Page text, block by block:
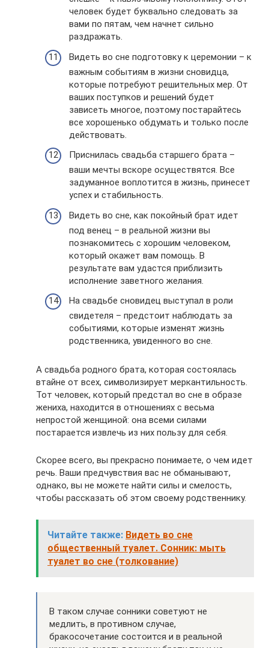
человек будет буквально следовать за
вами по пятам, чем начнет сильно
раздражать.
Видеть во сне подготовку к церемонии – к
важным событиям в жизни сновидца,
которые потребуют решительных мер. От
ваших поступков и решений будет
зависеть многое, поэтому постарайтесь
все хорошенько обдумать и только после
действовать.
Приснилась свадьба старшего брата –
ваши мечты вскоре осуществятся. Все
задуманное воплотится в жизнь, принесет
успех и стабильность.
Видеть во сне, как покойный брат идет
под венец – в реальной жизни вы
познакомитесь с хорошим человеком,
который окажет вам помощь. В
результате вам удастся приблизить
исполнение заветного желания.
На свадьбе сновидец выступал в роли
свидетеля – предстоит наблюдать за
событиями, которые изменят жизнь
родственника, увиденного во сне.
А свадьба родного брата, которая состоялась
втайне от всех, символизирует меркантильность.
Тот человек, который предстал во сне в образе
жениха, находится в отношениях с весьма
непростой женщиной: она всеми силами
постарается извлечь из них пользу для себя.
Скорее всего, вы прекрасно понимаете, о чем идет
речь. Ваши предчувствия вас не обманывают,
однако, вы не можете найти силы и смелость,
чтобы рассказать об этом своему родственнику.
Читайте также: Видеть во сне
общественный туалет. Сонник: мыть
туалет во сне (толкование)
В таком случае сонники советуют не
медлить, в противном случае,
бракосочетание состоится и в реальной